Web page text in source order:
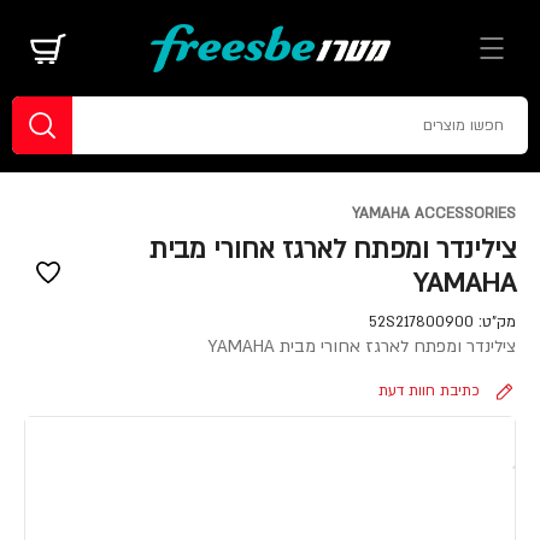
YAMAHA ACCESSORIES
צילינדר ומפתח לארגז אחורי מבית
YAMAHA
מק"ט: 52S217800900
צילינדר ומפתח לארגז אחורי מבית YAMAHA
כתיבת חוות דעת